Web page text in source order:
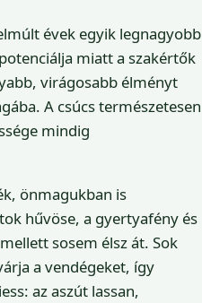
évek egyik legnagyobb
miatt a szakértők
virágosabb élményt
A csúcs természetesen
mindig
önmagukban is
hűvöse, a gyertyafény és
sosem élsz át. Sok
a vendégeket, így
az aszút lassan,